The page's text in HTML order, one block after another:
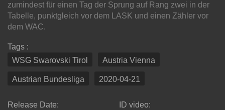
zumindest für einen Tag der Sprung auf Rang zwei in der
Tabelle, punktgleich vor dem LASK und einen Zähler vor
dem WAC.
Tags :
WSG Swarovski Tirol
Austria Vienna
Austrian Bundesliga 2020-04-21
Release Date:
ID video: